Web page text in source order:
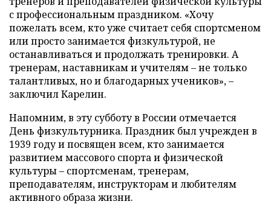
с профессиональным праздником. «Хочу
пожелать всем, кто уже считает себя спортсменом
или просто занимается физкультурой, не
останавливаться и продолжать тренировки. А
тренерам, наставникам и учителям – не только
талантливых, но и благодарных учеников», –
заключил Карелин.
Напомним, в эту субботу в России отмечается
День физкультурника. Праздник был учрежден в
1939 году и посвящен всем, кто занимается
развитием массового спорта и физической
культуры – спортсменам, тренерам,
преподавателям, инструкторам и любителям
активного образа жизни.